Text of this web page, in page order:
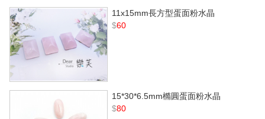
11x15mm長方型蛋面粉水晶
$60
15*30*6.5mm橢圓蛋面粉水晶
$80